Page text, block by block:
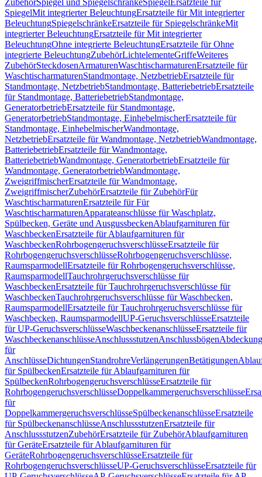
ZubehörSpiegel und SpiegelschränkeSpiegel Ersatzteile für
SpiegelMit integrierter BeleuchtungErsatzteile für Mit integrierter
BeleuchtungSpiegelschränkeErsatzteile für SpiegelschränkeMit
integrierter BeleuchtungErsatzteile für Mit integrierter
BeleuchtungOhne integrierte BeleuchtungErsatzteile für Ohne
integrierte BeleuchtungZubehörLichtelementeGriffeWeiteres
ZubehörSteckdosenArmaturenWaschtischarmaturenErsatzteile für
WaschtischarmaturenStandmontage, NetzbetriebErsatzteile für
Standmontage, NetzbetriebStandmontage, BatteriebetriebErsatzteile
für Standmontage, BatteriebetriebStandmontage,
GeneratorbetriebErsatzteile für Standmontage,
GeneratorbetriebStandmontage, EinhebelmischerErsatzteile für
Standmontage, EinhebelmischerWandmontage,
NetzbetriebErsatzteile für Wandmontage, NetzbetriebWandmontage,
BatteriebetriebErsatzteile für Wandmontage,
BatteriebetriebWandmontage, GeneratorbetriebErsatzteile für
Wandmontage, GeneratorbetriebWandmontage,
ZweigriffmischerErsatzteile für Wandmontage,
ZweigriffmischerZubehörErsatzteile für ZubehörFür
WaschtischarmaturenErsatzteile für Für
WaschtischarmaturenApparateanschlüsse für Waschplatz,
Spülbecken, Geräte und AusgussbeckenAblaufgarnituren für
WaschbeckenErsatzteile für Ablaufgarnituren für
WaschbeckenRohrbogengeruchsverschlüsseErsatzteile für
RohrbogengeruchsverschlüsseRohrbogengeruchsverschlüsse,
RaumsparmodellErsatzteile für Rohrbogengeruchsverschlüsse,
RaumsparmodellTauchrohrgeruchsverschlüsse für
WaschbeckenErsatzteile für Tauchrohrgeruchsverschlüsse für
WaschbeckenTauchrohrgeruchsverschlüsse für Waschbecken,
RaumsparmodellErsatzteile für Tauchrohrgeruchsverschlüsse für
Waschbecken, RaumsparmodellUP-GeruchsverschlüsseErsatzteile
für UP-GeruchsverschlüsseWaschbeckenanschlüsseErsatzteile für
WaschbeckenanschlüsseAnschlussstutzenAnschlussbögen
für
AnschlüsseDichtungenStandrohreVerlängerungenBetätigungen
für SpülbeckenErsatzteile für Ablaufgarnituren für
SpülbeckenRohrbogengeruchsverschlüsseErsatzteile für
RohrbogengeruchsverschlüsseDoppelkammergeruchsverschlüsse
für
DoppelkammergeruchsverschlüsseSpülbeckenanschlüsseErsatzteile
für SpülbeckenanschlüsseAnschlussstutzenErsatzteile für
AnschlussstutzenZubehörErsatzteile für ZubehörAblaufgarnituren
für GeräteErsatzteile für Ablaufgarnituren für
GeräteRohrbogengeruchsverschlüsseErsatzteile für
RohrbogengeruchsverschlüsseUP-GeruchsverschlüsseErsatzteile für